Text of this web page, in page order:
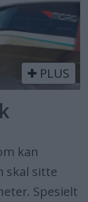
PLUS
kan
skal sitte
Spesielt